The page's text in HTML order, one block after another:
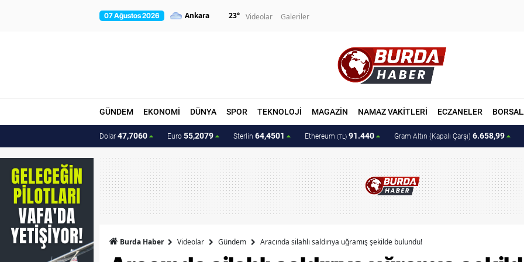
07 Ağustos 2026 23° Videolar Galeriler
GÜNDEM EKONOMİ DÜNYA SPOR TEKNOLOJİ MAGAZİN NAMAZ VAKİTLERİ ECZANELER
Dolar 47,7060 Euro 55,2079 Sterlin 64,4501 Ethereum (TL) 91.440 Gram Altın (Kapalı Çarşı) 6.658,99
Burda Haber Videolar Gündem Aracında silahlı saldırıya uğramış şekilde bulundu!